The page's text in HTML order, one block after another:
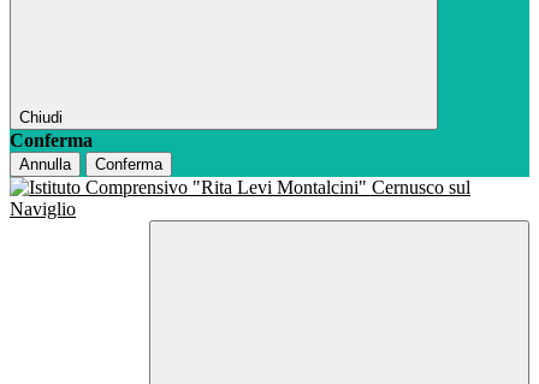
Chiudi
Conferma
Annulla Conferma